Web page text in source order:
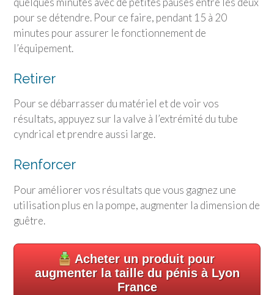
pour se détendre. Pour ce faire, pendant 15 à 20
minutes pour assurer le fonctionnement de
l’équipement.
Retirer
Pour se débarrasser du matériel et de voir vos
résultats, appuyez sur la valve à l’extrémité du tube
cyndrical et prendre aussi large.
Renforcer
Pour améliorer vos résultats que vous gagnez une
utilisation plus en la pompe, augmenter la dimension de
guêtre.
Acheter un produit pour
augmenter la taille du pénis à Lyon
France